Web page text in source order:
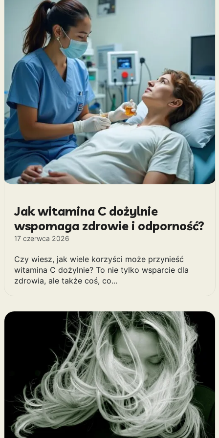
Jak witamina C dożylnie
wspomaga zdrowie i odporność?
17 czerwca 2026
Czy wiesz, jak wiele korzyści może przynieść
witamina C dożylnie? To nie tylko wsparcie dla
zdrowia, ale także coś, co...